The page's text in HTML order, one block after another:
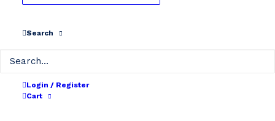
Search
Login / Register
Cart
D-Cycle 36V